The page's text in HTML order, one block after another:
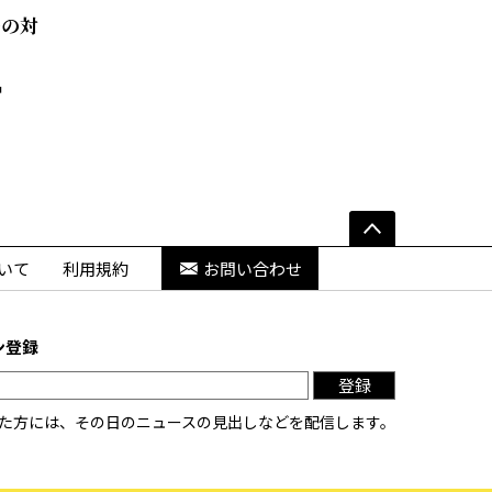
対
て 利用規約 お問い合わせ
登録
登録
方には、その日のニュースの見出しなどを配信します。